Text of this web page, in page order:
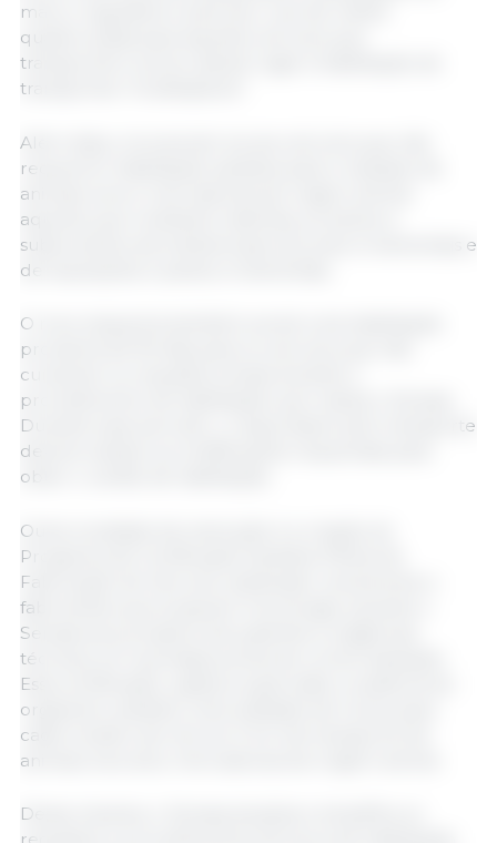
marco regulatório autoriza o uso de malha
quadriculada para aqueles veículos que
transportem suínos, dando lugar à habilitação de
transportes “multiespécie”.
Além disso, incorporam-se aos veículos que não
requerem habilitação sanitária para o traslado de
animais vivos e mercadorias de origem animal
aqueles que mobilizem abelhas, produtos e
subprodutos da indústria apícola, aves ornamentais e
de exposições e peixes ornamentais..
O novo esquema também prevê uma habilitação
provisória de 90 dias para os veículos que não
cumpram os requisitos iniciais durante o
procedimento de habilitação que realiza o Senasa.
Durante esse período, o responsável pelo transporte
deverá realizar as modificações requeridas para
obter o cartão de habilitação.
Outra novidade da resolução é a criação do
Programa de Certificação Sanitária Oficial de
Fabricação de Veículos, destinado unicamente a
fabricantes que busquem homologar perante o
Senasa seus projetos sob padrões e exigências
técnicas, em sua etapa prévia de comercialização.
Essa certificação, sujeita à supervisão e auditoria do
organismo sanitário, terá validade de 5 anos para
cada modelo de veículo 0 km de transporte de
animais vivos e/ou mercadorias de origem animal.
Dessa maneira, o Senasa atualiza e simplifica os